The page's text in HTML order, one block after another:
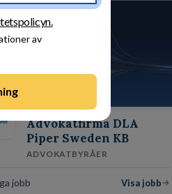
av
Advokatfirma DLA
Piper Sweden KB
ADVOKATBYRÅER
jobb
Visa jobb